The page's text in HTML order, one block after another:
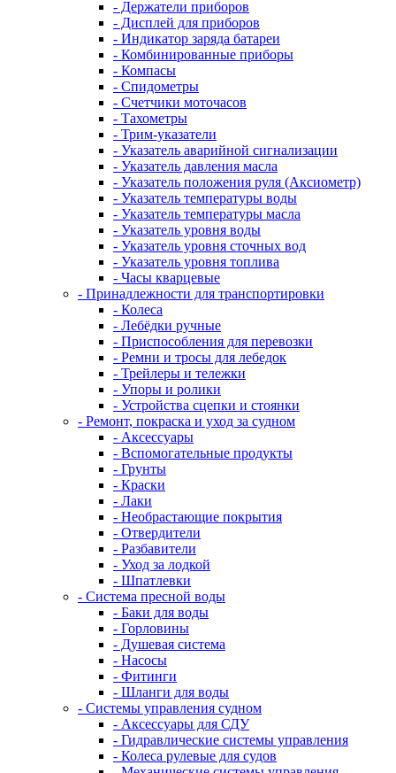
- Держатели приборов
- Дисплей для приборов
- Индикатор заряда батареи
- Комбинированные приборы
- Компасы
- Спидометры
- Счетчики моточасов
- Тахометры
- Трим-указатели
- Указатель аварийной сигнализации
- Указатель давления масла
- Указатель положения руля (Аксиометр)
- Указатель температуры воды
- Указатель температуры масла
- Указатель уровня воды
- Указатель уровня сточных вод
- Указатель уровня топлива
- Часы кварцевые
- Принадлежности для транспортировки
- Колеса
- Лебёдки ручные
- Приспособления для перевозки
- Ремни и тросы для лебедок
- Трейлеры и тележки
- Упоры и ролики
- Устройства сцепки и стоянки
- Ремонт, покраска и уход за судном
- Аксессуары
- Вспомогательные продукты
- Грунты
- Краски
- Лаки
- Необрастающие покрытия
- Отвердители
- Разбавители
- Уход за лодкой
- Шпатлевки
- Система пресной воды
- Баки для воды
- Горловины
- Душевая система
- Насосы
- Фитинги
- Шланги для воды
- Системы управления судном
- Аксессуары для СДУ
- Гидравлические системы управления
- Колеса рулевые для судов